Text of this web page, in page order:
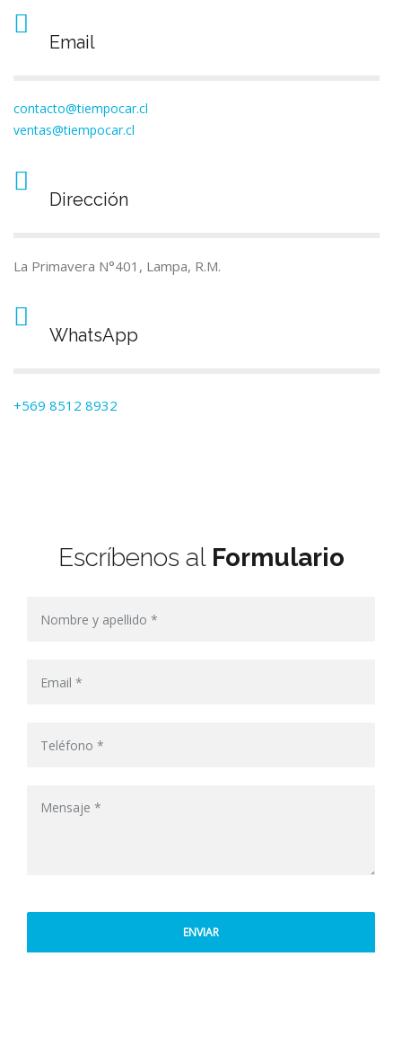
Email
contacto@tiempocar.cl
ventas@tiempocar.cl
Dirección
La Primavera N°401, Lampa, R.M.
WhatsApp
+569 8512 8932
Escríbenos al Formulario